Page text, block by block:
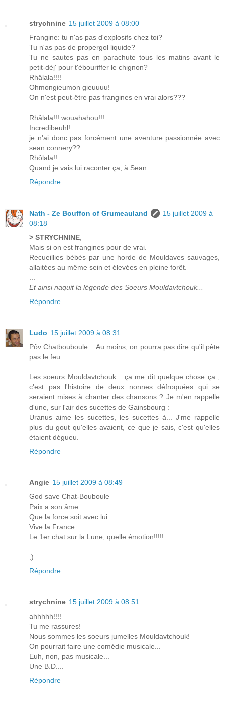
strychnine 15 juillet 2009 à 08:00
Frangine: tu n'as pas d'explosifs chez toi?
Tu n'as pas de propergol liquide?
Tu ne sautes pas en parachute tous les matins avant le
petit-déj' pour t'ébouriffer le chignon?
Rhâlala!!!!
Ohmongieumon gieuuuu!
On n'est peut-être pas frangines en vrai alors???
Rhâlala!!! wouahahou!!!
Incredibeuhl!
je n'ai donc pas forcément une aventure passionnée avec
sean connery??
Rhôlala!!
Quand je vais lui raconter ça, à Sean...
Répondre
Nath - Ze Bouffon of Grumeauland
15 juillet 2009 à
08:18
> STRYCHNINE
Mais si on est frangines pour de vrai.
Recueillies bébés par une horde de Mouldaves sauvages,
allaitées au même sein et élevées en pleine forêt.
Et ainsi naquit la légende des Soeurs Mouldavtchouk...
Répondre
Ludo 15 juillet 2009 à 08:31
Pôv Chatbouboule... Au moins, on pourra pas dire qu'il pète
pas le feu...
Les soeurs Mouldavtchouk... ça me dit quelque chose ça ;
c'est pas l'histoire de deux nonnes défroquées qui se
seraient mises à chanter des chansons ? Je m'en rappelle
d'une, sur l'air des sucettes de Gainsbourg :
Uranus aime les sucettes, les sucettes à... J'me rappelle
plus du gout qu'elles avaient, ce que je sais, c'est qu'elles
étaient dégueu.
Répondre
Angie 15 juillet 2009 à 08:49
God save Chat-Bouboule
Paix a son âme
Que la force soit avec lui
Vive la France
Le 1er chat sur la Lune, quelle émotion!!!!!
;)
Répondre
strychnine 15 juillet 2009 à 08:51
ahhhhh!!!!
Tu me rassures!
Nous sommes les soeurs jumelles Mouldavtchouk!
On pourrait faire une comédie musicale...
Euh, non, pas musicale...
Une B.D....
Répondre